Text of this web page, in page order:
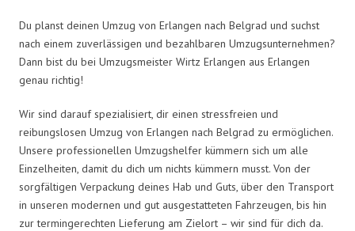
Du planst deinen Umzug von Erlangen nach Belgrad und suchst
nach einem zuverlässigen und bezahlbaren Umzugsunternehmen?
Dann bist du bei Umzugsmeister Wirtz Erlangen aus Erlangen
genau richtig!
Wir sind darauf spezialisiert, dir einen stressfreien und
reibungslosen Umzug von Erlangen nach Belgrad zu ermöglichen.
Unsere professionellen Umzugshelfer kümmern sich um alle
Einzelheiten, damit du dich um nichts kümmern musst. Von der
sorgfältigen Verpackung deines Hab und Guts, über den Transport
in unseren modernen und gut ausgestatteten Fahrzeugen, bis hin
zur termingerechten Lieferung am Zielort – wir sind für dich da.